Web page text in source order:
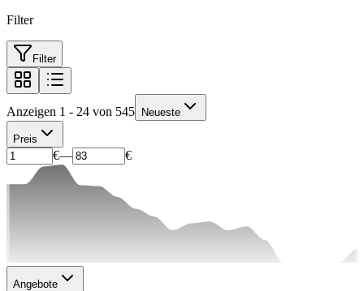
Filter
Filter
Anzeigen 1 - 24 von 545 Neueste
Preis
€— €
Angebote